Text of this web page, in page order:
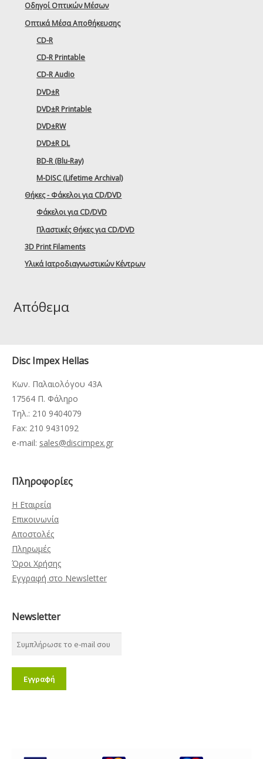
Οδηγοί Οπτικών Μέσων
Οπτικά Μέσα Αποθήκευσης
CD-R
CD-R Printable
CD-R Audio
DVD±R
DVD±R Printable
DVD±RW
DVD±R DL
BD-R (Blu-Ray)
M-DISC (Lifetime Archival)
Θήκες - Φάκελοι για CD/DVD
Φάκελοι για CD/DVD
Πλαστικές Θήκες για CD/DVD
3D Print Filaments
Υλικά Ιατροδιαγνωστικών Κέντρων
Απόθεμα
Disc Impex Hellas
Κων. Παλαιολόγου 43Α
17564 Π. Φάληρο
Τηλ.: 210 9404079
Fax: 210 9431092
e-mail: sales@discimpex.gr
Πληροφορίες
Η Εταιρεία
Επικοινωνία
Αποστολές
Πληρωμές
Όροι Χρήσης
Εγγραφή στο Newsletter
Newsletter